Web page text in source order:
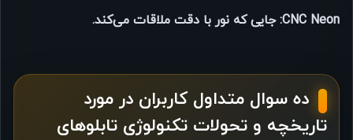
CNC Neon: جایی که نور با دقت ملاقات می‌کند.
ده سوال متداول کاربران در مورد
تاریخچه و تحولات تکنولوژی تابلوهای